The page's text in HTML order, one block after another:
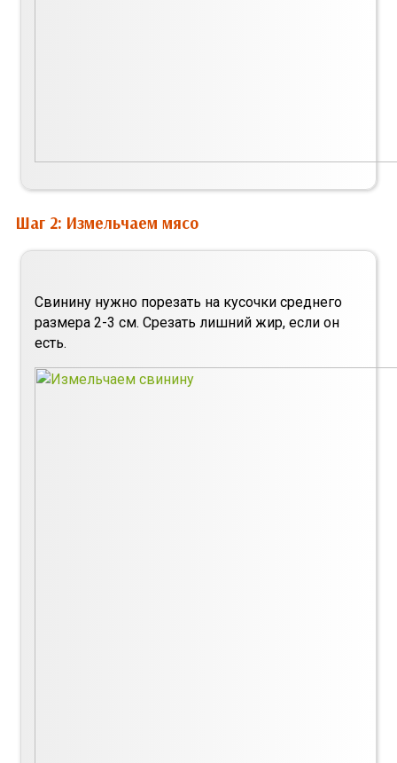
Шаг 2: Измельчаем мясо
Свинину нужно порезать на кусочки среднего
размера 2-3 см. Срезать лишний жир, если он
есть.